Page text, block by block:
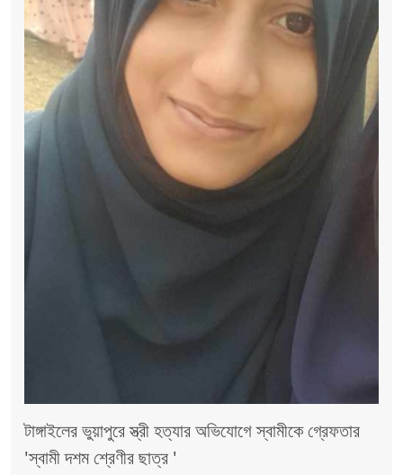
টাঙ্গাইলের ভুয়াপুরে স্ত্রী হত্যার অভিযোগে স্বামীকে গ্রেফতার
'স্বামী দশম শ্রেণীর ছাত্র '